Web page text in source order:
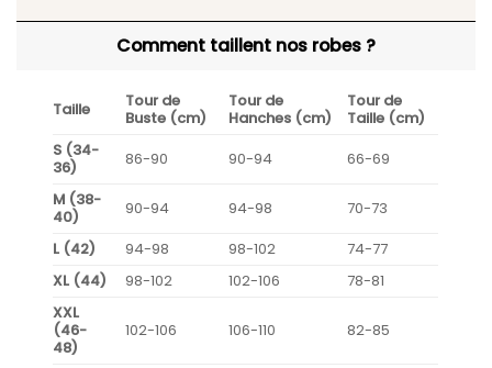
Comment taillent nos robes ?
Taille
Tour de
Buste (cm)
Tour de
Hanches (cm)
Tour de
Taille (cm)
S (34-
36)
86-90 90-94
66-69
M (38-
40)
90-94 94-98
70-73
L (42)
94-98 98-102
74-77
XL (44)
98-102 102-106
78-81
XXL
(46-
48)
102-106 106-110 82-85